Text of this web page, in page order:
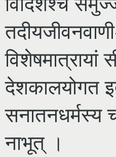
विशेषमात्रायां
देशकालयोगत
सनातनधर्मस्य
नाभूत् ।